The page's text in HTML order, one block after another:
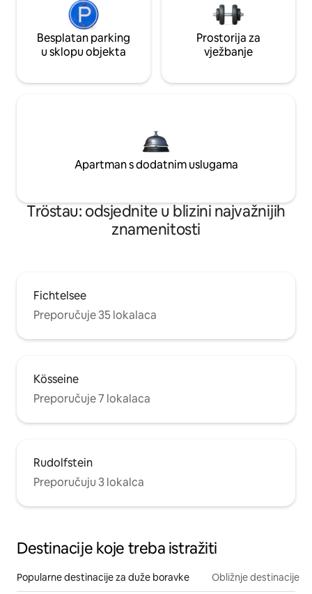
Besplatan parking
u sklopu objekta
Prostorija za
vježbanje
Apartman s dodatnim uslugama
Tröstau: odsjednite u blizini najvažnijih
znamenitosti
Fichtelsee
Preporučuje 35 lokalaca
Kösseine
Preporučuje 7 lokalaca
Rudolfstein
Preporučuju 3 lokalca
Destinacije koje treba istražiti
Popularne destinacije za duže boravke Obližnje destinacije